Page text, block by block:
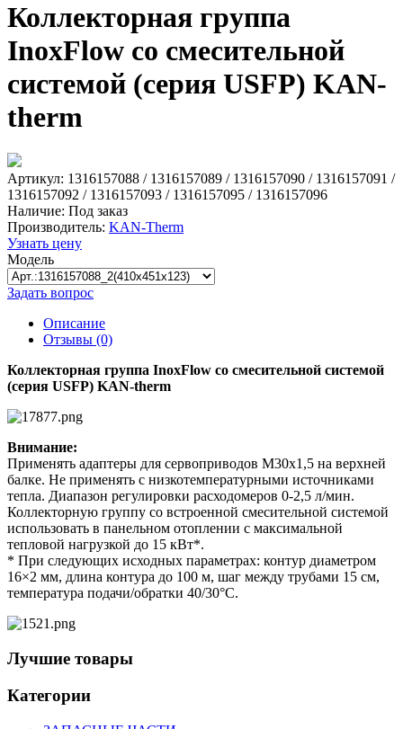
Коллекторная группа
InoxFlow со смесительной
системой (серия USFP) KAN-
therm
Артикул: 1316157088 / 1316157089 / 1316157090 / 1316157091 /
1316157092 / 1316157093 / 1316157095 / 1316157096
Наличие: Под заказ
Производитель: KAN-Therm
Узнать цену
Модель
Задать вопрос
Описание
Отзывы (0)
Коллекторная группа InoxFlow со смесительной системой
(серия USFP) KAN-therm
Внимание:
Применять адаптеры для сервоприводов M30x1,5 на верхней
балке. Не применять с низкотемпературными источниками
тепла. Диапазон регулировки расходомеров 0-2,5 л/мин.
Коллекторную группу со встроенной смесительной системой
использовать в панельном отоплении с максимальной
тепловой нагрузкой до 15 кВт*.
* При следующих исходных параметрах: контур диаметром
16×2 мм, длина контура до 100 м, шаг между трубами 15 см,
температура подачи/обратки 40/30°C.
Лучшие товары
Категории